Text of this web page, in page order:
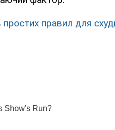
простих правил для